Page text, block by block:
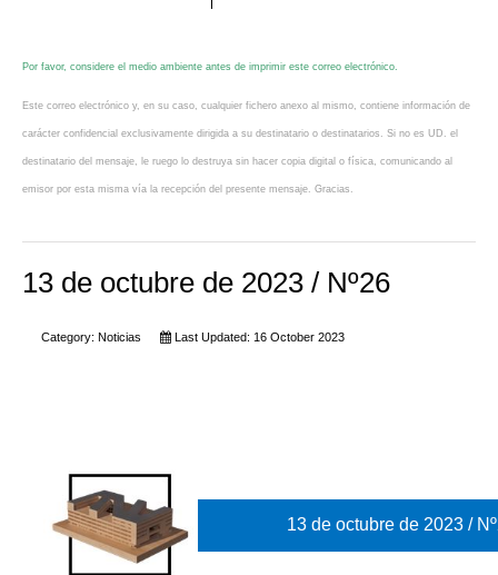
Por favor, considere el medio ambiente antes de imprimir este correo electrónico.
Este correo electrónico y, en su caso, cualquier fichero anexo al mismo, contiene información de
carácter confidencial exclusivamente dirigida a su destinatario o destinatarios. Si no es UD. el
destinatario del mensaje, le ruego lo destruya sin hacer copia digital o física, comunicando al
emisor por esta misma vía la recepción del presente mensaje. Gracias.
13 de octubre de 2023 / Nº26
Category: Noticias Last Updated: 16 October 2023
13 de octubre de 2023 /